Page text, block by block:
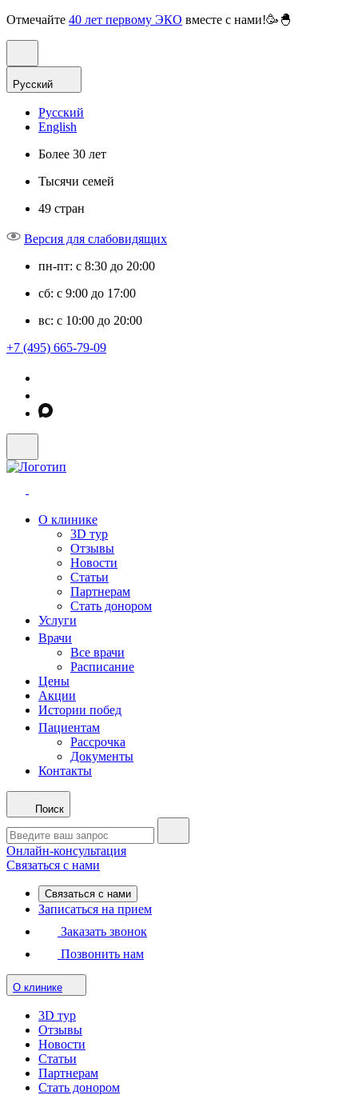
Отмечайте 40 лет первому ЭКО вместе с нами!🥳🐣
Русский
Русский
English
Более 30 лет
Тысячи семей
49 стран
Версия для слабовидящих
пн-пт: с 8:30 до 20:00
сб: с 9:00 до 17:00
вс: с 10:00 до 20:00
+7 (495) 665-79-09
О клинике
3D тур
Отзывы
Новости
Статьи
Партнерам
Стать донором
Услуги
Врачи
Все врачи
Расписание
Цены
Акции
Истории побед
Пациентам
Рассрочка
Документы
Контакты
Поиск
Онлайн-консультация
Связаться с нами
Связаться с нами
Записаться на прием
Заказать звонок
Позвонить нам
О клинике
3D тур
Отзывы
Новости
Статьи
Партнерам
Стать донором